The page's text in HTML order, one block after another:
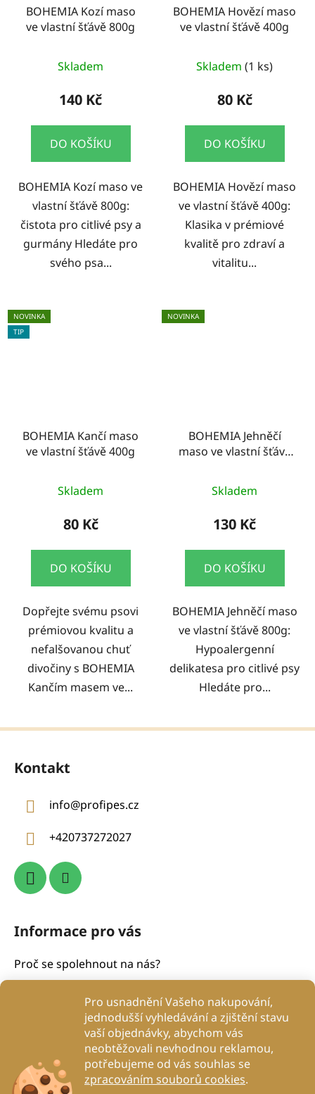
Pro usnadnění Vašeho nakupování,
jednodušší vyhledávání a zjištění stavu
vaší objednávky, abychom vás
neobtěžovali nevhodnou reklamou,
potřebujeme od vás souhlas se
zpracováním souborů cookies.
BOHEMIA Kozí maso
ve vlastní šťávě 800g
Skladem
140 Kč
DO KOŠÍKU
BOHEMIA Kozí maso ve
vlastní šťávě 800g:
čistota pro citlivé psy a
gurmány Hledáte pro
svého psa...
BOHEMIA Hovězí maso
ve vlastní šťávě 400g
Skladem (1 ks)
80 Kč
DO KOŠÍKU
BOHEMIA Hovězí maso
ve vlastní šťávě 400g:
Klasika v prémiové
kvalitě pro zdraví a
vitalitu...
NOVINKA
TIP
BOHEMIA Kančí maso
ve vlastní šťávě 400g
Skladem
80 Kč
DO KOŠÍKU
Dopřejte svému psovi
prémiovou kvalitu a
nefalšovanou chuť
divočiny s BOHEMIA
Kančím masem ve...
NOVINKA
BOHEMIA Jehněčí
maso ve vlastní šťávě
Skladem
130 Kč
DO KOŠÍKU
BOHEMIA Jehněčí maso
ve vlastní šťávě 800g:
Hypoalergenní
delikatesa pro citlivé psy
Hledáte pro...
Z
Kontakt
info@profipes.cz
+420737272027
Informace pro vás
Proč se spolehnout na nás?
Obchodní podmínky
Podmínky ochrany osobních údajů
Proč to děláme?
Blog
DogRehab